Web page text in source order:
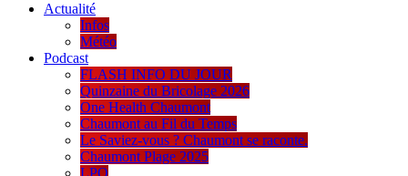
Actualité
Infos
Météo
Podcast
FLASH INFO DU JOUR
Quinzaine du Bricolage 2026
One Health Chaumont
Chaumont au Fil du Temps
Le Saviez-vous ? Chaumont se raconte.
Chaumont Plage 2025